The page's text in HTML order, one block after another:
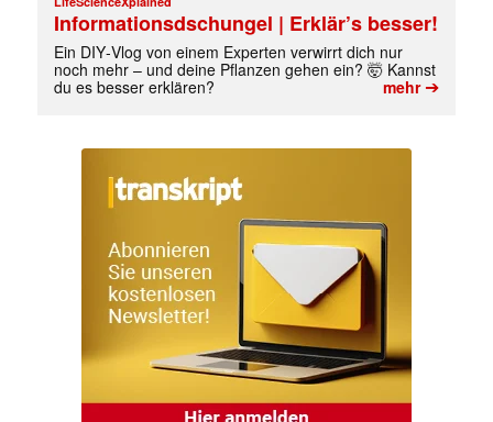
Informationsdschungel | Erklär’s besser!
Ein DIY‑Vlog von einem Experten verwirrt dich nur
noch mehr – und deine Pflanzen gehen ein? 🤯 Kannst
du es besser erklären?
mehr➔